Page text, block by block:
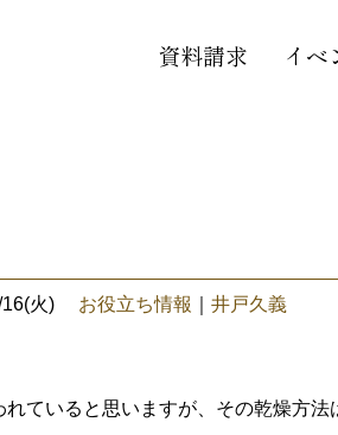
資料請求 イベ
火) お役立ち情報 井戸久義
ていると思いますが、その乾燥方